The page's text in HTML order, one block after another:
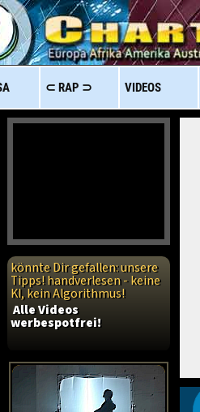
⊂ RAP ⊃ VIDEOS
könnte Dir gefallen: unsere
Tipps! handverlesen - keine
KI, kein Algorithmus!
Alle Videos
werbespotfrei!